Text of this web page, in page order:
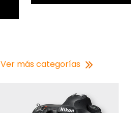
Ver más categorías